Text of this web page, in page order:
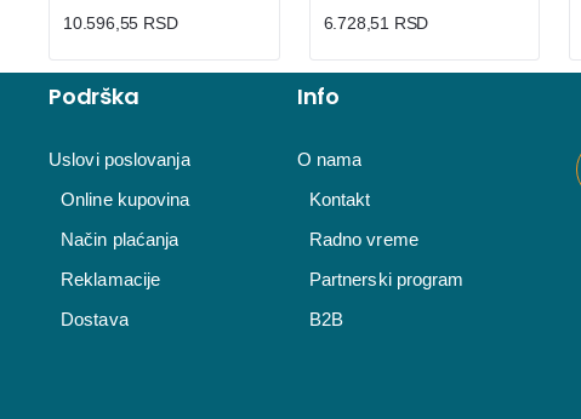
10.596,55 RSD 6.728,51 RSD
Podrška
Uslovi poslovanja
Online kupovina
Način plaćanja
Reklamacije
Dostava
Info
O nama
Kontakt
Radno vreme
Partnerski program
B2B